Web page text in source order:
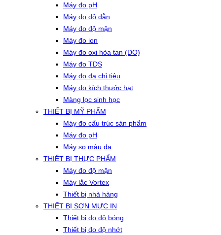
Máy đo pH
Máy đo độ dẫn
Máy đo độ mặn
Máy đo ion
Máy đo oxi hòa tan (DO)
Máy đo TDS
Máy đo đa chỉ tiêu
Máy đo kích thước hạt
Màng lọc sinh học
THIẾT BỊ MỸ PHẨM
Máy đo cấu trúc sản phẩm
Máy đo pH
Máy so màu da
THIẾT BỊ THỰC PHẨM
Máy đo độ mặn
Máy lắc Vortex
Thiết bị nhà hàng
THIẾT BỊ SƠN MỰC IN
Thiết bị đo độ bóng
Thiết bị đo độ nhớt